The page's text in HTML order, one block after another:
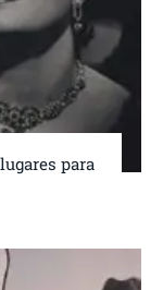
para